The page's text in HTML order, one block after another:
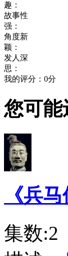
趣：
故事性
强：
角度新
颖：
发人深
思：
我的评分： 0分
您可能
《兵
集数:2